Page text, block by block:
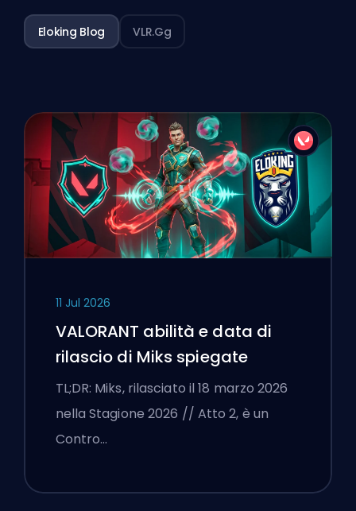
Eloking Blog VLR.gg
11 Jul 2026
VALORANT abilità e data di
rilascio di Miks spiegate
TL;DR: Miks, rilasciato il 18 marzo 2026
nella Stagione 2026 // Atto 2, è un
Contro…